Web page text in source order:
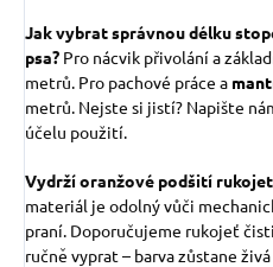
Jak vybrat správnou délku
psa? Pro nácvik přivolání a
metrů. Pro pachové práce a
metrů. Nejste si jistí? Napište
účelu použití.
Vydrží oranžové podšití
materiál je odolný vůči
praní. Doporučujeme rukojeť
ručně vyprat – barva zůstane